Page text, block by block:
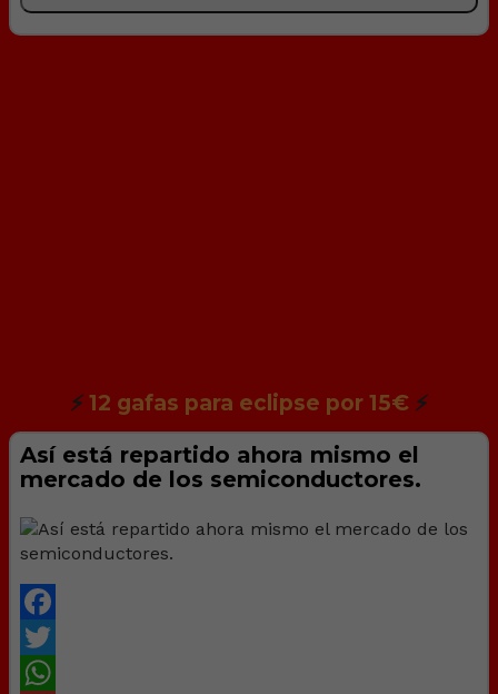
⚡ 12 gafas para eclipse por 15€ ⚡
Así está repartido ahora mismo el
mercado de los semiconductores.
Facebook
Twitter